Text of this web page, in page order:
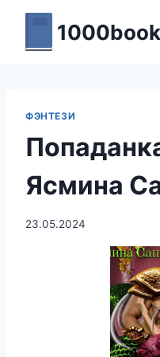
Перейти
содержимому
ФЭНТЕЗИ
Ясмина
23.05.2024